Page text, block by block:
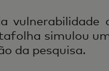
simulou
da pesquisa.